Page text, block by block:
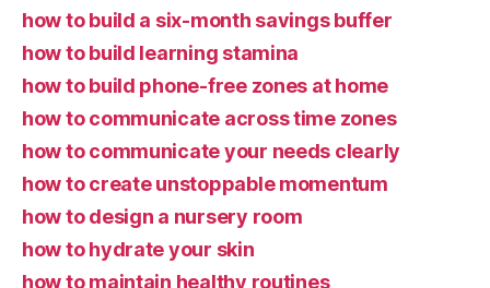
how to build a six-month savings buffer
how to build learning stamina
how to build phone-free zones at home
how to communicate across time zones
how to communicate your needs clearly
how to create unstoppable momentum
how to design a nursery room
how to hydrate your skin
how to maintain healthy routines